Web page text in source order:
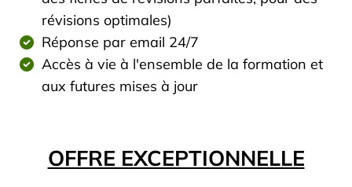
révisions optimales)
Réponse par email 24/7
Accès à vie à l'ensemble de la formation et
aux futures mises à jour
OFFRE EXCEPTIONNELLE